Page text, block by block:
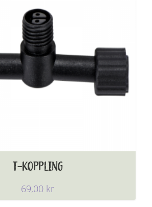
T-KOPPLING
69,00 kr